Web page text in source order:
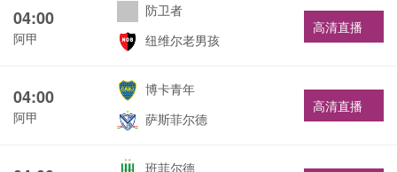
04:00
阿甲
防卫者
纽维尔老男孩
高清直播
04:00
阿甲
博卡青年
萨斯菲尔德
高清直播
班菲尔德